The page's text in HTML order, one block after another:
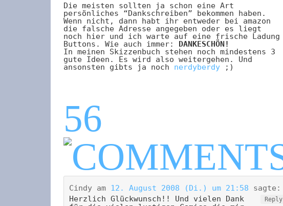
Die meisten sollten ja schon eine Art
persönliches “Dankschreiben” bekommen haben.
Wenn nicht, dann habt ihr entweder bei amazon
die falsche Adresse angegeben oder es liegt
noch hier und ich warte auf eine frische Ladung
Buttons. Wie auch immer: DANKESCHÖN!
In meinen Skizzenbuch stehen noch mindestens 3
gute Ideen. Es wird also weitergehen. Und
ansonsten gibts ja noch nerdyberdy ;)
56
Cindy am 12. August 2008 (Di.) um 21:58 sagte:
Reply
Herzlich Glückwunsch!! Und vielen Dank